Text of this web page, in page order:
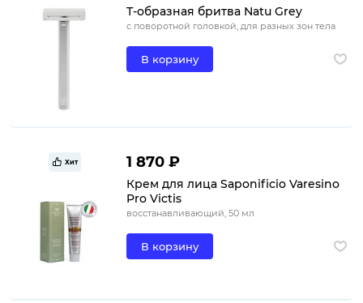
Т-образная бритва Natu Grey
с поворотной головкой, для разных зон тела
В корзину
Хит 1 870 ₽
Крем для лица Saponificio Varesino
Pro Victis
восстанавливающий, 50 мл
В корзину